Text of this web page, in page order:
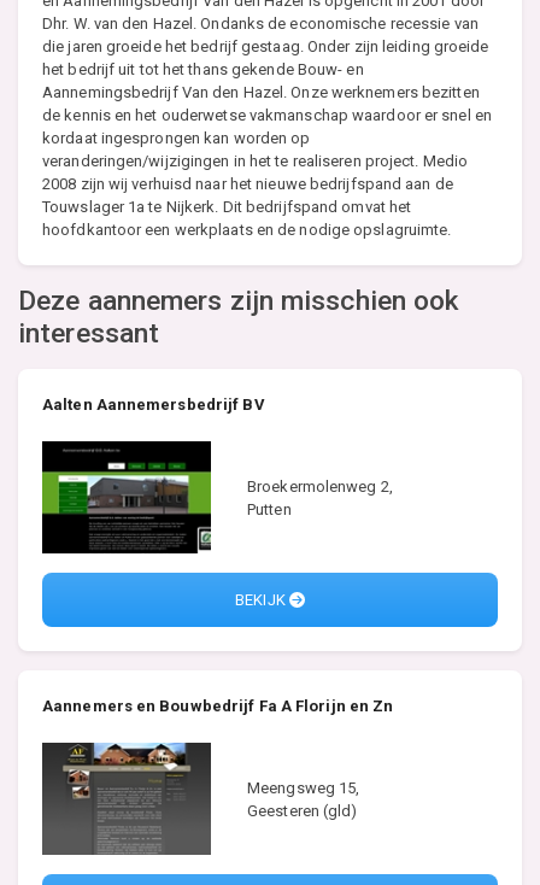
Dhr. W. van den Hazel. Ondanks de economische recessie van
die jaren groeide het bedrijf gestaag. Onder zijn leiding groeide
het bedrijf uit tot het thans gekende Bouw- en
Aannemingsbedrijf Van den Hazel. Onze werknemers bezitten
de kennis en het ouderwetse vakmanschap waardoor er snel en
kordaat ingesprongen kan worden op
veranderingen/wijzigingen in het te realiseren project. Medio
2008 zijn wij verhuisd naar het nieuwe bedrijfspand aan de
Touwslager 1a te Nijkerk. Dit bedrijfspand omvat het
hoofdkantoor een werkplaats en de nodige opslagruimte.
Deze aannemers zijn misschien ook
interessant
Aalten Aannemersbedrijf BV
Broekermolenweg 2,
Putten
BEKIJK
Aannemers en Bouwbedrijf Fa A Florijn en Zn
Meengsweg 15,
Geesteren (gld)